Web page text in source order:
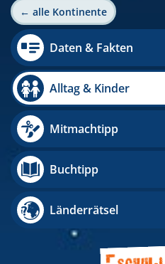
← alle Kontinente
Daten & Fakten
Alltag & Kinder
Mitmachtipp
Buchtipp
Länderrätsel